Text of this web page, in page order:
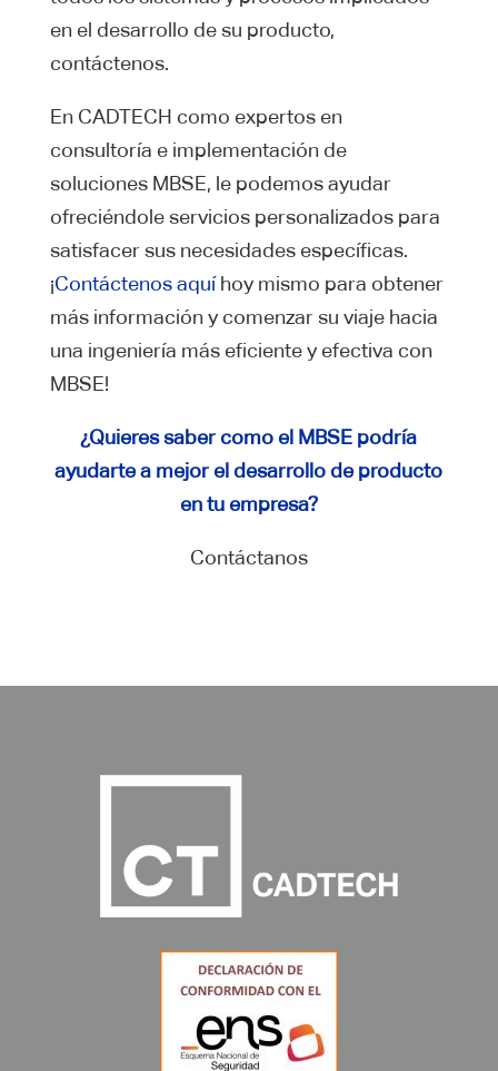
en el desarrollo de su producto,
contáctenos.
En CADTECH como expertos en
consultoría e implementación de
soluciones MBSE, le podemos ayudar
ofreciéndole servicios personalizados para
satisfacer sus necesidades específicas.
¡Contáctenos aquíhoy mismo para obtener
más información y comenzar su viaje hacia
una ingeniería más eficiente y efectiva con
MBSE!
¿Quieres saber como el MBSE podría
ayudarte a mejor el desarrollo de producto
en tu empresa?
Contáctanos